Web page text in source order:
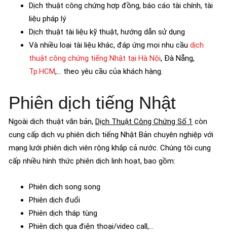
Dịch thuật công chứng hợp đồng, báo cáo tài chính, tài
liệu pháp lý
Dịch thuật tài liệu kỹ thuật, hướng dẫn sử dụng
Và nhiều loại tài liệu khác, đáp ứng mọi nhu cầu dịch
thuật công chứng tiếng Nhật tại Hà Nội, Đà Nẵng,
Tp.HCM,… theo yêu cầu của khách hàng.
Phiên dịch tiếng Nhật
Ngoài dịch thuật văn bản, Dịch Thuật Công Chứng Số 1 còn
cung cấp dịch vụ phiên dịch tiếng Nhật Bản chuyên nghiệp với
mạng lưới phiên dịch viên rộng khắp cả nước. Chúng tôi cung
cấp nhiều hình thức phiên dịch linh hoạt, bao gồm:
Phiên dịch song song
Phiên dịch đuổi
Phiên dịch tháp tùng
Phiên dịch qua điện thoại/video call,…